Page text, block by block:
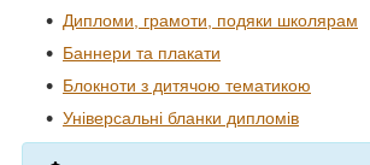
Дипломи, грамоти, подяки школярам
Баннери та плакати
Блокноти з дитячою тематикою
Універсальні бланки дипломів